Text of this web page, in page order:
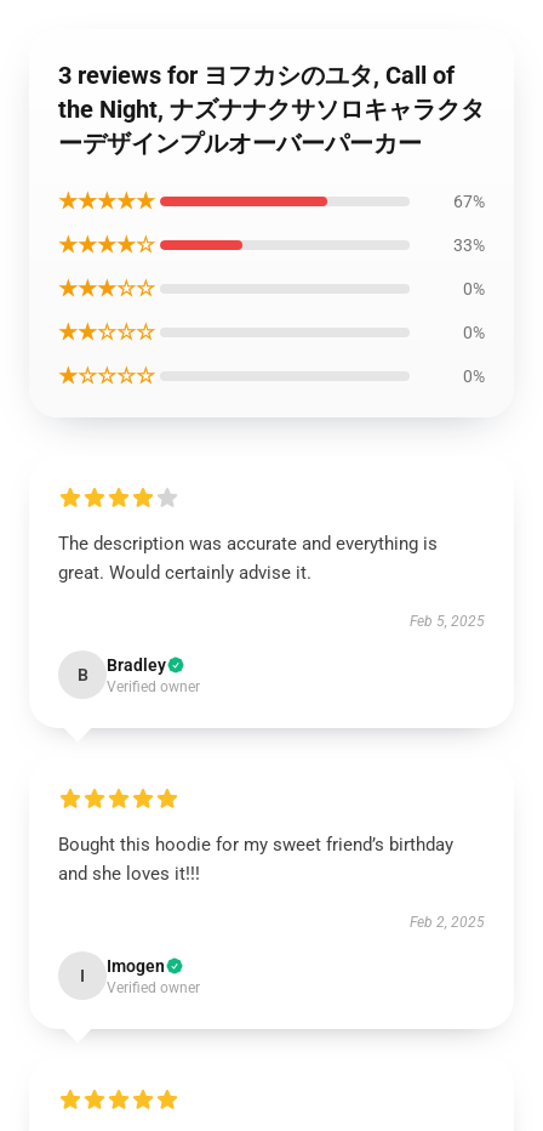
3 reviews for ヨフカシのユタ, Call of
the Night, ナズナナクサソロキャラクタ
ーデザインプルオーバーパーカー
★★★★★ 67%
★★★★☆ 33%
★★★☆☆ 0%
★★☆☆☆ 0%
★☆☆☆☆ 0%
The description was accurate and everything is
great. Would certainly advise it.
Feb 5, 2025
B Bradley
Verified owner
Bought this hoodie for my sweet friend’s birthday
and she loves it!!!
Feb 2, 2025
I Imogen
Verified owner